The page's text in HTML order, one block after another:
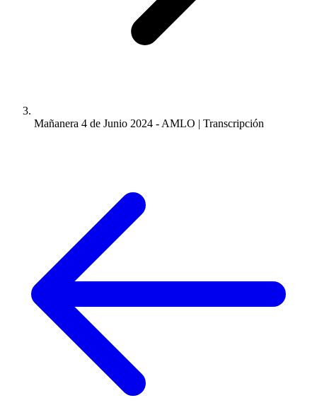
Mañanera 4 de Junio 2024 - AMLO | Transcripción